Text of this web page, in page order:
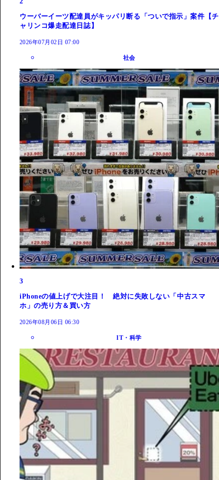
ウーバーイーツ配達員がキッパリ断る「ついで指示」案件【チ
ャリンコ爆走配達日誌】
2026年07月02日 07:00
社会
3
iPhoneの値上げで大注目！ 絶対に失敗しない「中古スマ
ホ」の売り方＆買い方
2026年08月06日 06:30
IT・科学